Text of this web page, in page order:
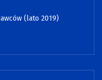
(lato 2019)